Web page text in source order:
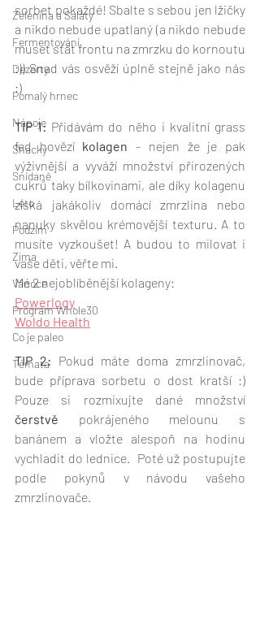
Zelenina a Saláty
Fermentování
Dezerty
Pomalý hrnec
Nápoje
Snacky
Snídaně
Léto
Podzim
Zima
Vánoce
Program Whole30
Co je paleo
Témata
sorbet pokaždé! Sbalte s sebou jen lžičky
a nikdo nebude upatlaný (a nikdo nebude
muset stát frontu na zmrzku do kornoutu
:)) Snad vás osvěží úplně stejně jako nás
;)
TIP 1: Přidávám do něho i kvalitní grass
fed hovězí kolagen - nejen že je pak
výživnější a vyváží množství přirozených
cukrů taky bílkovinami, ale díky kolagenu
získá jakákoliv domácí zmrzlina nebo
nanuky skvělou krémovější texturu. A to
musíte vyzkoušet! A budou to milovat i
vaše děti, věřte mi.
Mé 2 nejoblíběnější kolageny:
Powerlogy
Woldo Health
TIP 2: Pokud máte doma zmrzlinovač,
bude příprava sorbetu o dost kratší :)
čerstvě pokrájeného melounu s
banánem a vložte alespoň na hodinu
vychladit do lednice.  Poté už postupujte
podle pokynů v návodu vašeho
zmrzlinovače.